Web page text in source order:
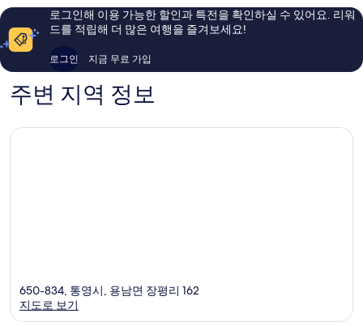
이
후
기
요,
로그인해 이용 가능한 할인과 특전을 확인하실 수 있어요. 리워
드를 적립해 더 많은 여행을 즐겨보세요!
로그인 지금 무료 가입
주변 지역 정보
650-834, 통영시, 용남면 장평리 162
지도로 보기